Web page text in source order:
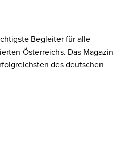
Begleiter für alle
Österreichs. Das Magazin
des deutschen